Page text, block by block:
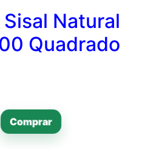
Natural
Quadrado
Comprar